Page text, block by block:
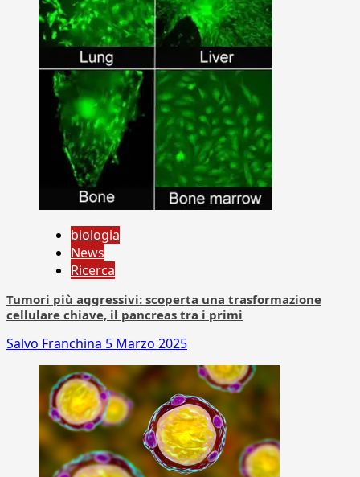
biologia
News
Ricerca
Tumori più aggressivi: scoperta una trasformazione
cellulare chiave, il pancreas tra i primi
Salvo Franchina 5 Marzo 2025